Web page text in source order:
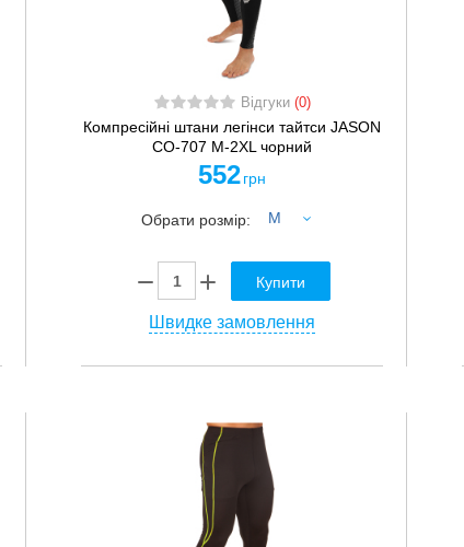
Відгуки (0)
Компресійні штани легінси тайтси JASON
CO-707 M-2XL чорний
552 грн
Обрати розмір: M
Купити
Швидке замовлення